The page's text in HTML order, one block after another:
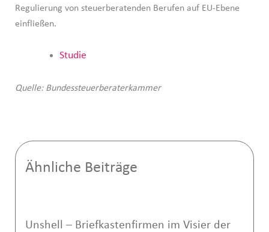
Regulierung von steuerberatenden Berufen auf EU-Ebene
einfließen.
Studie
Quelle: Bundessteuerberaterkammer
Ähnliche Beiträge
Unshell – Briefkastenfirmen im Visier der